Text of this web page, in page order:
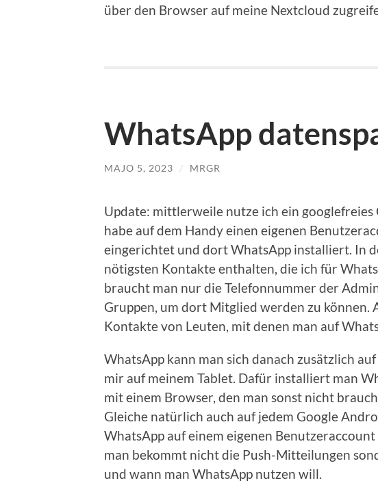
über den Browser auf meine Nextcloud
WhatsApp
MAJO 5, 2023 / MRGR
Update: mittlerweile nutze ich ein googlefreies
habe auf dem Handy einen eigenen
eingerichtet und dort WhatsApp installiert. In
nötigsten Kontakte enthalten, die ich für
braucht man nur die Telefonnummer der
Gruppen, um dort Mitglied werden zu können.
Kontakte von Leuten, mit denen man auf
WhatsApp kann man sich danach zusätzlich
mir auf meinem Tablet. Dafür installiert man
mit einem Browser, den man sonst nicht
Gleiche natürlich auch auf jedem Google
WhatsApp auf einem eigenen
man bekommt nicht die Push-Mitteilungen
und wann man WhatsApp nutzen will.